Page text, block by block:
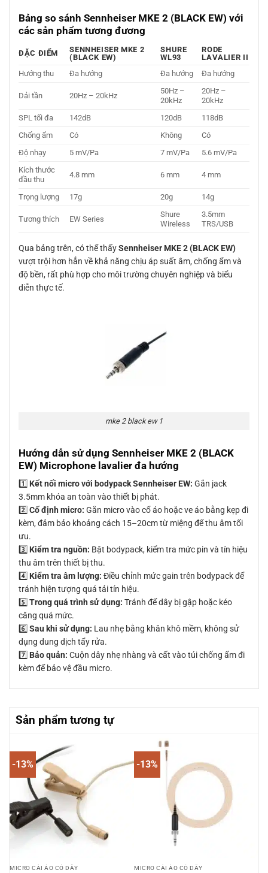
Bảng so sánh Sennheiser MKE 2 (BLACK EW) với
các sản phẩm tương đương
ĐẶC ĐIỂM
SENNHEISER MKE 2
(BLACK EW)
SHURE
WL93
RODE
LAVALIER II
Hướng thu
Đa hướng Đa hướng Đa hướng
Dải tần 20Hz – 20kHz
50Hz –
20kHz
20Hz –
20kHz
SPL tối đa
142dB 120dB
118dB
Chống ẩm
Có Không
Có
Độ nhạy
5 mV/Pa 7 mV/Pa
5.6 mV/Pa
Kích thước
đầu thu
4.8 mm 6 mm 4 mm
Trọng lượng 17g 20g 14g
Tương thích EW Series
Shure
Wireless
3.5mm
TRS/USB
Qua bảng trên, có thể thấySennheiser MKE 2 (BLACK EW)
vượt trội hơn hẳn về khả năng chịu áp suất âm, chống ẩm và
độ bền, rất phù hợp cho môi trường chuyên nghiệp và biểu
diễn thực tế.
mke 2 black ew 1
Hướng dẫn sử dụng Sennheiser MKE 2 (BLACK
EW) Microphone lavalier đa hướng
1️⃣ Kết nối micro với bodypack Sennheiser EW: Gắn jack
3.5mm khóa an toàn vào thiết bị phát.
2️⃣ Cố định micro: Gắn micro vào cổ áo hoặc ve áo bằng kẹp đi
kèm, đảm bảo khoảng cách 15–20cm từ miệng để thu âm tối
ưu.
3️⃣ Kiểm tra nguồn: Bật bodypack, kiểm tra mức pin và tín hiệu
thu âm trên thiết bị thu.
4️⃣ Kiểm tra âm lượng: Điều chỉnh mức gain trên bodypack để
tránh hiện tượng quá tải tín hiệu.
5️⃣ Trong quá trình sử dụng: Tránh để dây bị gập hoặc kéo
căng quá mức.
6️⃣ Sau khi sử dụng: Lau nhẹ bằng khăn khô mềm, không sử
dụng dung dịch tẩy rửa.
7️⃣ Bảo quản: Cuộn dây nhẹ nhàng và cất vào túi chống ẩm đi
kèm để bảo vệ đầu micro.
Sản phẩm tương tự
-13%
MICRO CÀI ÁO CÓ DÂY
-13%
MICRO CÀI ÁO CÓ DÂY